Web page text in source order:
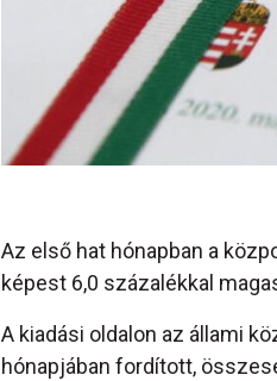
Az első hat hónapban a
képest 6,0 százalékkal
A kiadási oldalon az állami
hónapjában fordított,